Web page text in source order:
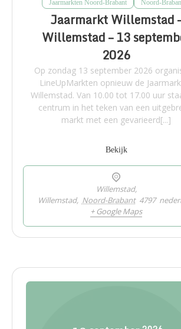
Jaarmarkten Noord-Brabant
Noord-
Jaarmarkt Willemstad
Willemstad – 13
2026
Op zondag 13 september 2026
LineUpMarkten opnieuw de
Willemstad. Van 10.00 tot 17.00 uur
centrum in het teken van een
markt met een gevarieerd[...]
Bekijk
Willemstad,
Willemstad, Noord-Brabant 4797
+ Google Maps